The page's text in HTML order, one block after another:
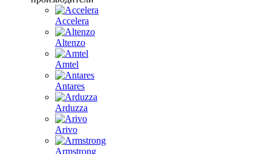
Accelera
Altenzo
Amtel
Antares
Arduzza
Arivo
Armstrong